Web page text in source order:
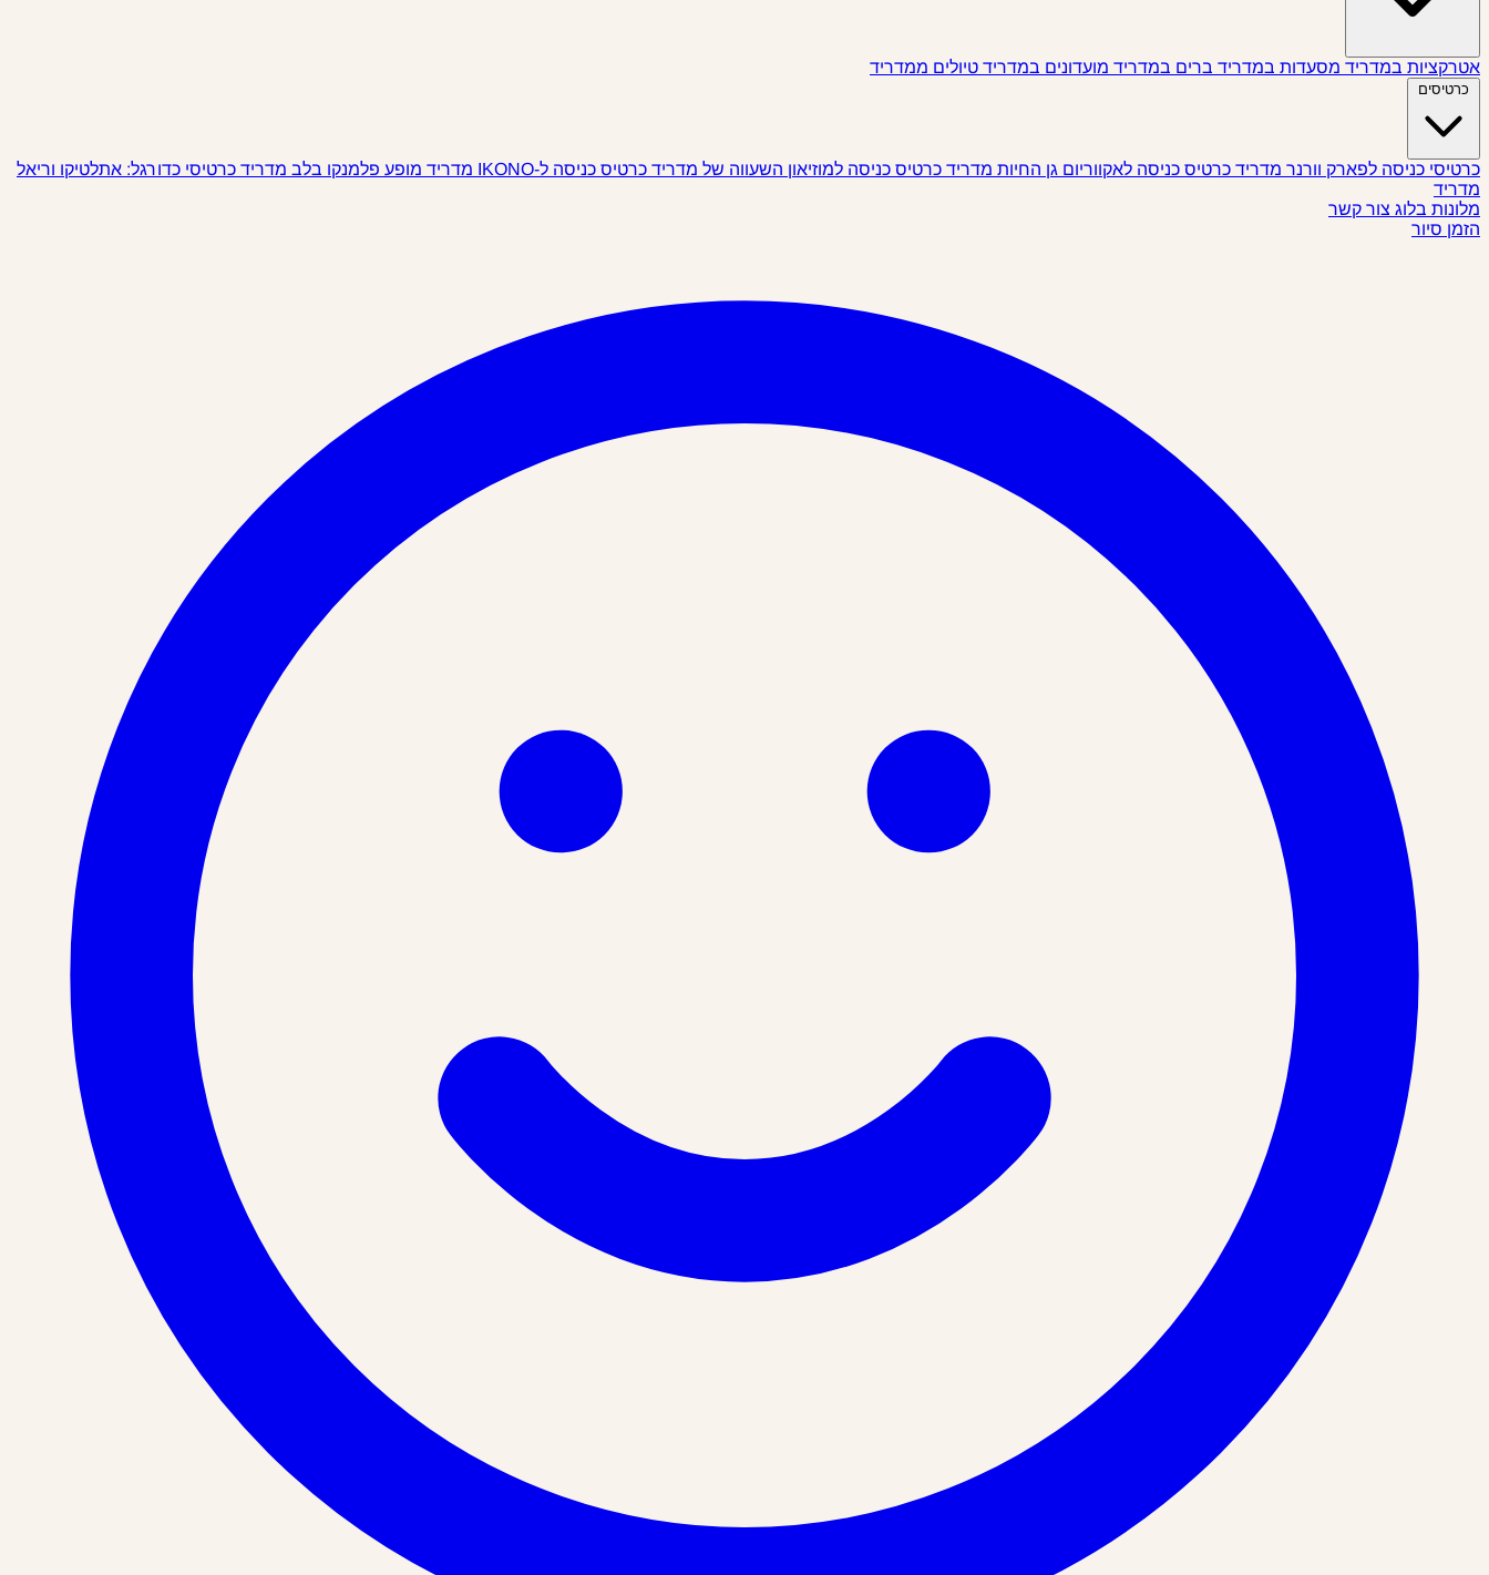
אטרקציות במדריד מסעדות במדריד ברים במדריד מועדונים במדריד טיולים ממדריד
כרטיסים
כרטיסי כניסה לפארק וורנר מדריד כרטיס כניסה לאקווריום גן החיות מדריד כרטיס כניסה למוזיאון השעווה של מדריד כרטיס כניסה ל-IKONO מדריד מופע פלמנקו בלב מדריד כרטיסי כדורגל: אתלטיקו וריאל
מדריד
מלונות בלוג צור קשר
הזמן סיור